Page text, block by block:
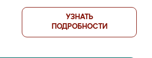
УЗНАТЬ
ПОДРОБНОСТИ